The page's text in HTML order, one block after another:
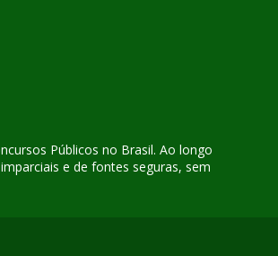
Públicos no Brasil. Ao longo
e de fontes seguras, sem